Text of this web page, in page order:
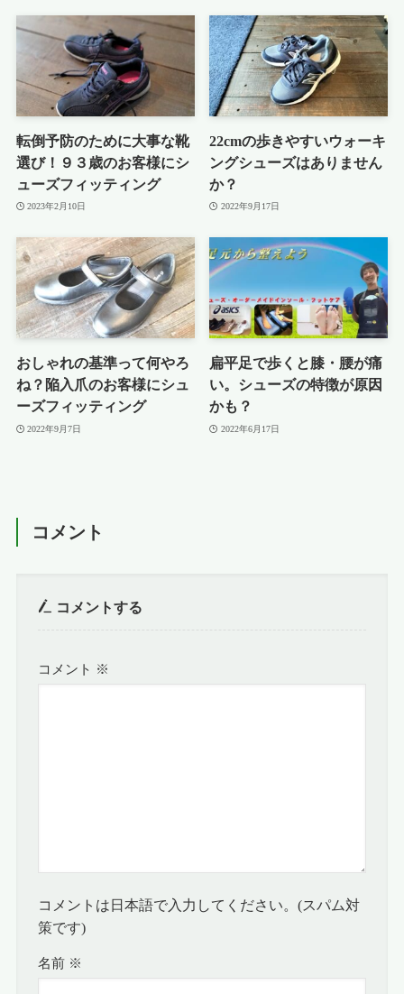
転倒予防のために大事な靴
選び！９３歳のお客様にシ
ューズフィッティング
2023年2月10日
22cmの歩きやすいウォーキ
ングシューズはありません
か？
2022年9月17日
おしゃれの基準って何やろ
ね？陥入爪のお客様にシュ
ーズフィッティング
2022年9月7日
扁平足で歩くと膝・腰が痛
い。シューズの特徴が原因
かも？
2022年6月17日
コメント
コメントする
コメント ※
コメントは日本語で入力してください。(スパム対
策です)
名前 ※